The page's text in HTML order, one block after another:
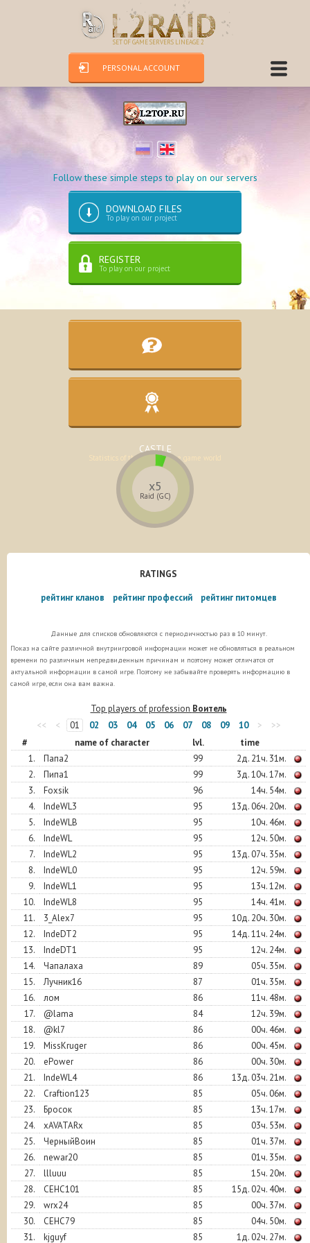
SET OF GAME SERVERS LINEAGE 2
PERSONAL ACCOUNT
Follow these simple steps to play on our servers
DOWNLOAD FILES
To play on our project
REGISTER
To play on our project
Assistance in the development of the
character
CASTLE
Statistics of the lands of the game world
x5
Raid (GC)
RATINGS
рейтинг кланов
рейтинг профессий рейтинг питомцев
Данные для списков обновляются с периодичностью раз в 10 минут.
Показ на сайте различной внутриигровой информации может не обновляться в реальном
времени по различным непредвиденным причинам и поэтому может отличатся от
актуальной информации в самой игре. Поэтому не забывайте проверять информацию в
самой игре, если она вам важна.
Top players of profession Воитель
<<
< 01 02 03 04 05 06 07 08 09 10 >
>>
#
name of character lvl.
time
1.
Папа2 99
2д. 21ч. 31м.
2.
Пипа1 99
3д. 10ч. 17м.
3.
Foxsik 96
14ч. 54м.
4.
IndeWL3 95
13д. 06ч. 20м.
5.
IndeWLB 95
10ч. 46м.
6.
IndeWL 95
12ч. 50м.
7.
IndeWL2 95
13д. 07ч. 35м.
8.
IndeWL0 95
12ч. 59м.
9.
IndeWL1 95
13ч. 12м.
10.
IndeWL8 95
14ч. 41м.
11.
3_Alex7 95
10д. 20ч. 30м.
12.
IndeDT2 95
14д. 11ч. 24м.
13.
IndeDT1 95
12ч. 24м.
14.
Чапалаха 89
05ч. 35м.
15.
Лучник16 87
01ч. 35м.
16.
лом 86
11ч. 48м.
17.
@lama 84
12ч. 39м.
18.
@kl7 86
00ч. 46м.
19.
MissKruger 86
00ч. 45м.
20.
ePower 86
00ч. 30м.
21.
IndeWL4 86
13д. 03ч. 21м.
22.
Craftion123 85
05ч. 06м.
23.
Бросок 85
13ч. 17м.
24.
xAVATARx 85
03ч. 53м.
25.
ЧерныйВоин 85
01ч. 37м.
26.
newar20 85
01ч. 35м.
27.
llluuu 85
15ч. 20м.
28.
СЕНС101 85
15д. 02ч. 40м.
29.
wrx24 85
00ч. 37м.
30.
СЕНС79 85
04ч. 50м.
31.
kjguyf 85 1д. 02ч. 27м.